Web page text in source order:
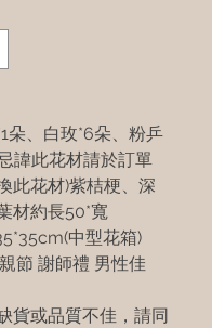
朵、白玫*6朵、粉乒
諱此花材請於訂單
此花材)紫桔梗、深
材約長50*寬
中型花箱)
節 謝師禮 男性佳
貨或品質不佳，請同